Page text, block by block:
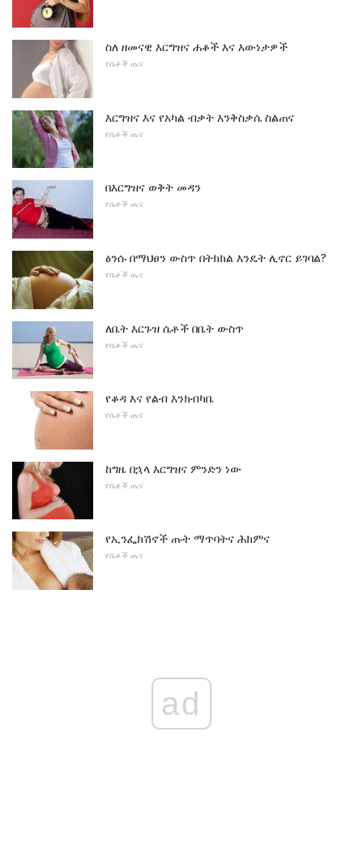
ስለ ዘመናዊ እርግዝና ሐቆች እና እውነታዎች
የሴቶች ጤና
እርግዝና እና የአካል ብቃት እንቅስቃሴ ስልጠና
የሴቶች ጤና
በእርግዝና ወቅት መዳን
የሴቶች ጤና
ፅንሱ በማህፀን ውስጥ በትክክል እንዴት ሊኖር ይገባል?
የሴቶች ጤና
ለቤት እርጉዝ ሴቶች በቤት ውስጥ
የሴቶች ጤና
የቆዳ እና የልብ እንክብካቤ
የሴቶች ጤና
ከግዜ በኋላ እርግዝና ምንድን ነው
የሴቶች ጤና
የኢንፌክሽኖች ጡት ማጥባትና ሕክምና
የሴቶች ጤና
ad